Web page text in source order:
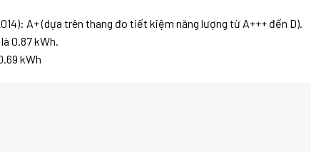
A+ (dựa trên thang đo tiết kiệm năng lượng từ A+++ đến D).
0.87 kWh.
kWh